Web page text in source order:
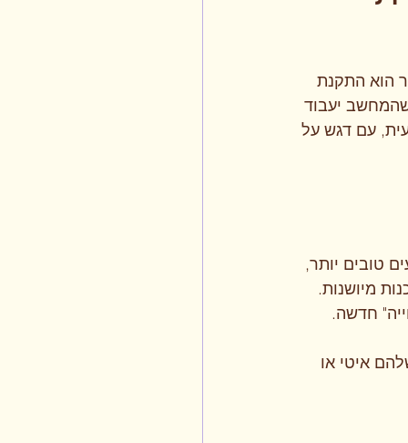
הוא התקנת
יעבוד
עם דגש על
טובים יותר,
מיושנות.
חדשה.
איטי או